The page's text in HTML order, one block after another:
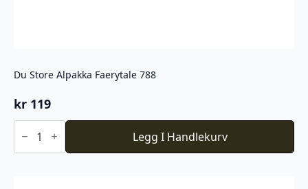
Du Store Alpakka Faerytale 788
kr 119
Du
Store
Faerytale
Legg I Handlekurv